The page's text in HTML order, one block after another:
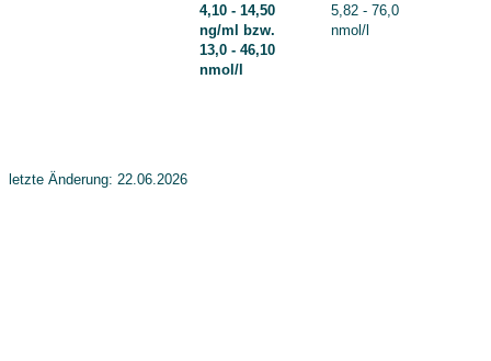
4,10 - 14,50
ng/ml bzw.
13,0 - 46,10
nmol/l
5,82 - 76,0
nmol/l
letzte Änderung: 22.06.2026